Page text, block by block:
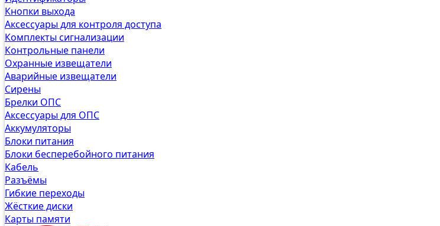
Кнопки выхода
Аксессуары для контроля доступа
Комплекты сигнализации
Контрольные панели
Охранные извещатели
Аварийные извещатели
Сирены
Брелки ОПС
Аксессуары для ОПС
Аккумуляторы
Блоки питания
Блоки бесперебойного питания
Кабель
Разъёмы
Гибкие переходы
Жёсткие диски
Карты памяти